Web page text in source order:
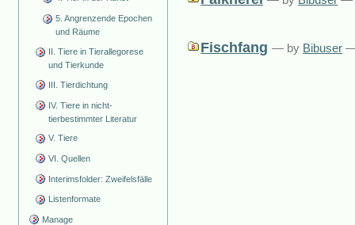
5. Angrenzende Epochen
und Räume
II. Tiere in Tierallegorese
und Tierkunde
III. Tierdichtung
IV. Tiere in nicht-
tierbestimmter Literatur
V. Tiere
VI. Quellen
Interimsfolder: Zweifelsfälle
Listenformate
Manage
Fischfang — by Bibuser —